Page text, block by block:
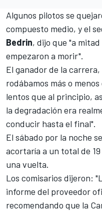
Algunos pilotos se
compuesto medio, y el
Bedrin, dijo que "a
empezaron a morir".
El ganador de la carrera,
rodábamos más o
lentos que al principio,
la degradación era
conducir hasta el final".
El sábado por la noche
acortaría a un total de
una vuelta.
Los comisarios dijeron:
informe del proveedor
recomendando que la